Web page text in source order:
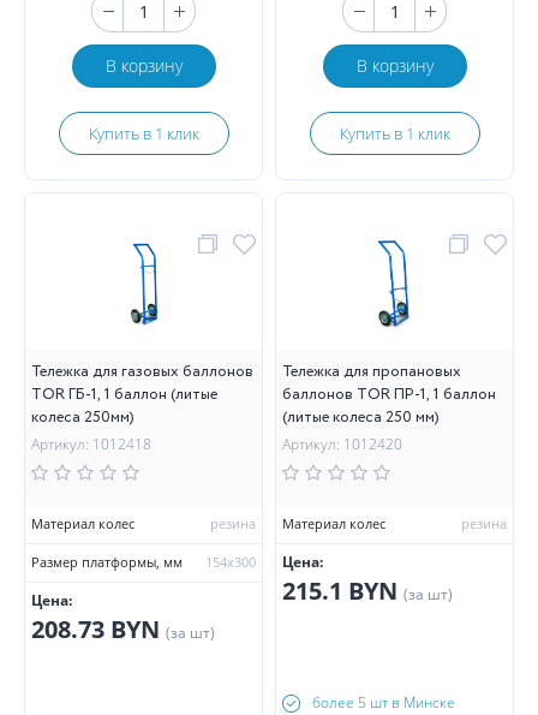
В корзину
Купить в 1 клик
В корзину
Купить в 1 клик
Тележка для газовых баллонов
TOR ГБ-1, 1 баллон (литые
колеса 250мм)
Артикул: 1012418
Материал колес резина
Размер платформы, мм 154х300
Цена:
208.73 BYN (за шт)
Тележка для пропановых
баллонов TOR ПР-1, 1 баллон
(литые колеса 250 мм)
Артикул: 1012420
Материал колес резина
Цена:
215.1 BYN (за шт)
более 5 шт в Минске